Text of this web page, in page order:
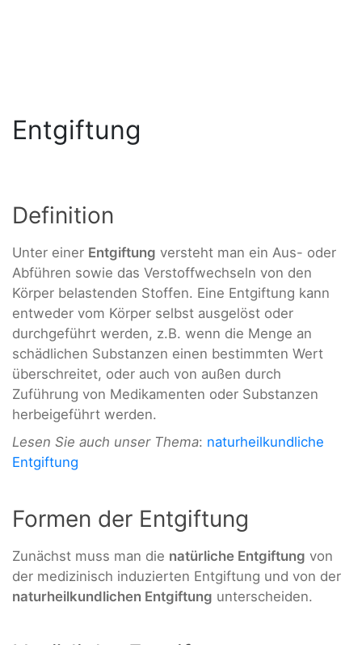
Entgiftung
Definition
Unter einer Entgiftung versteht man ein Aus- oder
Abführen sowie das Verstoffwechseln von den
Körper belastenden Stoffen. Eine Entgiftung kann
entweder vom Körper selbst ausgelöst oder
durchgeführt werden, z.B. wenn die Menge an
schädlichen Substanzen einen bestimmten Wert
überschreitet, oder auch von außen durch
Zuführung von Medikamenten oder Substanzen
herbeigeführt werden.
Lesen Sie auch unser Thema: naturheilkundliche
Entgiftung
Formen der Entgiftung
Zunächst muss man die natürliche Entgiftung von
der medizinisch induzierten Entgiftung und von der
naturheilkundlichen Entgiftung unterscheiden.